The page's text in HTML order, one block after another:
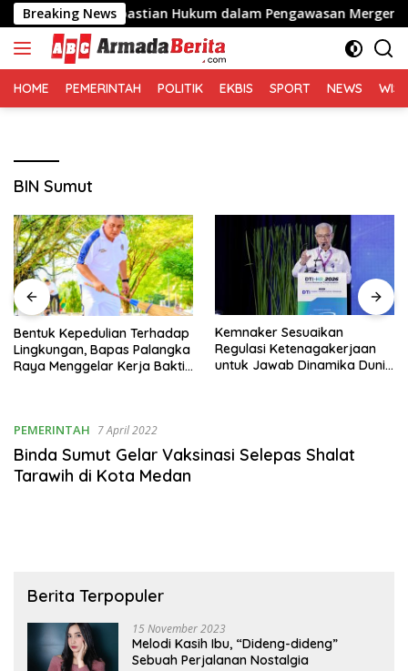
Langsung
ke
konten
Breaking News
Kepastian Hukum dalam Pengawasan Merger
HOME PEMERINTAH POLITIK EKBIS SPORT NEWS
BIN Sumut
Bentuk Kepedulian Terhadap
Lingkungan, Bapas Palangka
Raya Menggelar Kerja Bakti
Kemnaker Sesuaikan
Regulasi Ketenagakerjaan
untuk Jawab Dinamika Dunia
PEMERINTAH 7 April 2022
Binda Sumut Gelar Vaksinasi Selepas Shalat
Tarawih di Kota Medan
Berita Terpopuler
15 November 2023
Melodi Kasih Ibu, “Dideng-dideng”
Sebuah Perjalanan Nostalgia